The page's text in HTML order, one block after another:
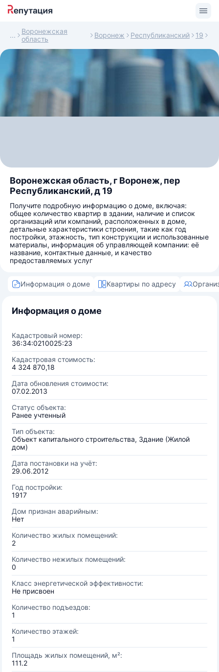
Воронежская
область
Воронеж Республиканский 19
Воронежская область, г Воронеж, пер
Республиканский, д 19
Получите подробную информацию о доме, включая:
общее количество квартир в здании, наличие и список
организаций или компаний, расположенных в доме,
детальные характеристики строения, такие как год
постройки, этажность, тип конструкции и использованные
материалы, информация об управляющей компании: её
название, контактные данные, и качество
предоставляемых услуг
Информация о доме Квартиры по адресу
Информация о доме
Кадастровый номер:
36:34:0210025:23
Кадастровая стоимость:
4 324 870,18
Дата обновления стоимости:
07.02.2013
Статус объекта:
Ранее учтенный
Тип объекта:
Объект капитального строительства, Здание (Жилой
дом)
Дата постановки на учёт:
29.06.2012
Год постройки:
1917
Дом признан аварийным:
Нет
Количество жилых помещений:
2
Количество нежилых помещений:
0
Класс энергетической эффективности:
Не присвоен
Количество подъездов:
1
Количество этажей:
1
Площадь жилых помещений, м²:
111.2